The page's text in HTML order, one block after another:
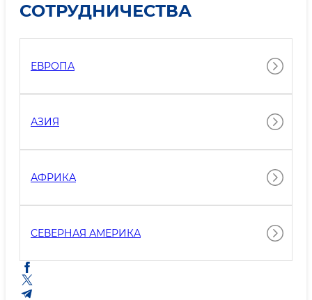
СОТРУДНИЧЕСТВА
ЕВРОПА
АЗИЯ
АФРИКА
СЕВЕРНАЯ АМЕРИКА